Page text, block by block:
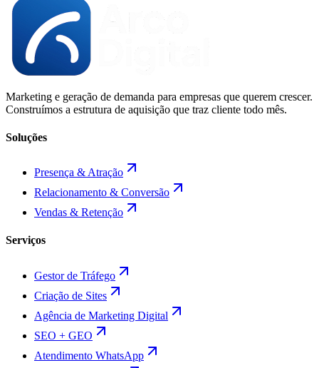
Marketing e geração de demanda para empresas que querem crescer.
Construímos a estrutura de aquisição que traz cliente todo mês.
Soluções
Presença & Atração
Relacionamento & Conversão
Vendas & Retenção
Serviços
Gestor de Tráfego
Criação de Sites
Agência de Marketing Digital
SEO + GEO
Atendimento WhatsApp